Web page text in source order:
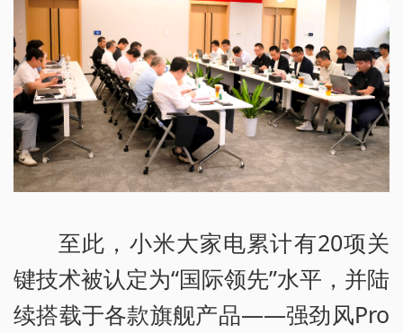
至此，小米大家电累计有20项关
键技术被认定为“国际领先”水平，并陆
续搭载于各款旗舰产品——强劲风Pro